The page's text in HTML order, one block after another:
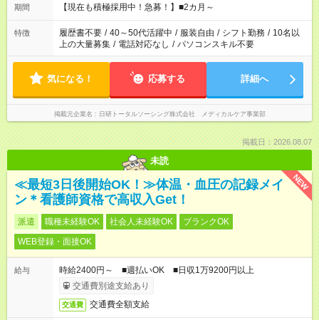
望する勤務時間と、もう1つのお仕事の勤務時間の合計が 週40
期間 【現在も積極採用中！急募！】■2カ月～
特徴 履歴書不要 / 40～50代活躍中 / 服装自由 / シフト勤務 / 10名以
上の大量募集 / 電話対応なし / パソコンスキル不要
気になる！ 応募する 詳細へ
掲載元企業名 日研トータルソーシング株式会社 メディカルケア事業部
掲載日：2026.08.07
未読
NEW
≪最短3日後開始OK！≫体温・血圧の記録メイ
ン＊看護師資格で高収入Get！
派遣 職種未経験OK 社会人未経験OK
ブランクOK
WEB登録・面接OK
給与
時給2400円～ ■週払いOK ■日収1万9200円以上
交通費別途支給あり
交通費 交通費全額支給